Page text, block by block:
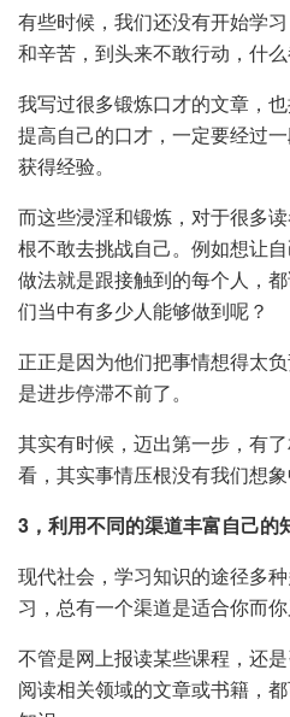
有些时候，我们还没有开始学
和辛苦，到头来不敢行动，什么
我写过很多锻炼口才的文章，
提高自己的口才，一定要经过
获得经验。
而这些浸淫和锻炼，对于很多
根不敢去挑战自己。例如想让
做法就是跟接触到的每个人，
们当中有多少人能够做到呢？
正正是因为他们把事情想得太
是进步停滞不前了。
其实有时候，迈出第一步，有
看，其实事情压根没有我们想象
3，利用不同的渠道丰富自己的
现代社会，学习知识的途径多
习，总有一个渠道是适合你而你
不管是网上报读某些课程，还
阅读相关领域的文章或书籍，